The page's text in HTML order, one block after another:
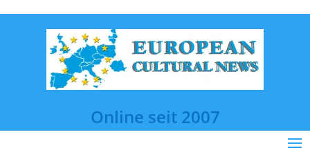
Online seit 2007